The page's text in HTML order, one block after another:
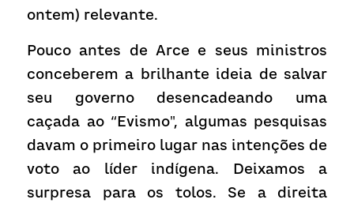
ontem) relevante.
Pouco antes de Arce e seus ministros
conceberem a brilhante ideia de salvar
seu governo desencadeando uma
caçada ao “Evismo", algumas pesquisas
davam o primeiro lugar nas intenções de
voto ao líder indígena. Deixamos a
surpresa para os tolos. Se a direita